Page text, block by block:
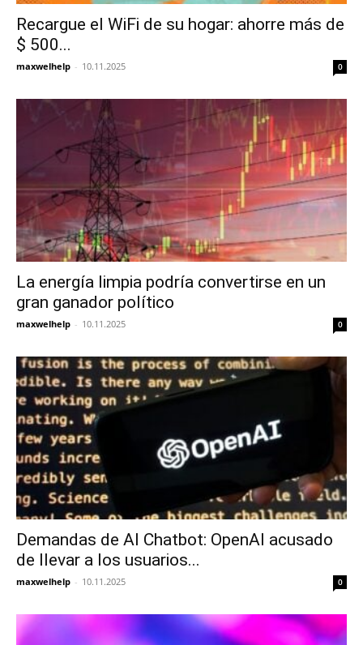
Recargue el WiFi de su hogar: ahorre más de
$ 500...
maxwelhelp - 10.11.2025 0
La energía limpia podría convertirse en un
gran ganador político
maxwelhelp - 10.11.2025 0
Demandas de AI Chatbot: OpenAI acusado
de llevar a los usuarios...
maxwelhelp - 10.11.2025 0